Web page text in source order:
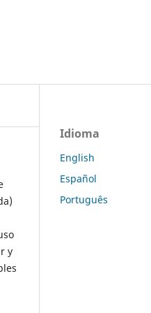
y
Idioma
English
Español
Português